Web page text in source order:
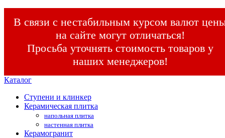
В связи с нестабильным курсом валют
на сайте могут отличаться!
Просьба уточнять стоимость товаров у
наших менеджеров!
Каталог
Ступени и клинкер
Керамическая плитка
напольная плитка
настенная плитка
Керамогранит